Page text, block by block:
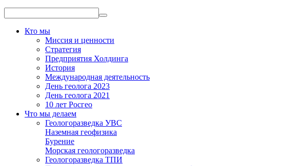
Кто мы
Миссия и ценности
Стратегия
Предприятия Холдинга
История
Международная деятельность
День геолога 2023
День геолога 2021
10 лет Росгео
Что мы делаем
Геологоразведка УВС
Наземная геофизика
Бурение
Морская геологоразведка
Геологоразведка ТПИ